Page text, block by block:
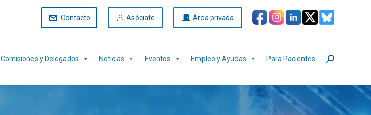
Contacto Asóciate Área privada
Comisiones y Delegados Noticias Eventos Empleo y Ayudas Para Pacientes Buscar: